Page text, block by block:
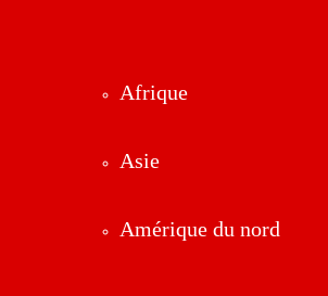
Afrique
Asie
Amérique du nord